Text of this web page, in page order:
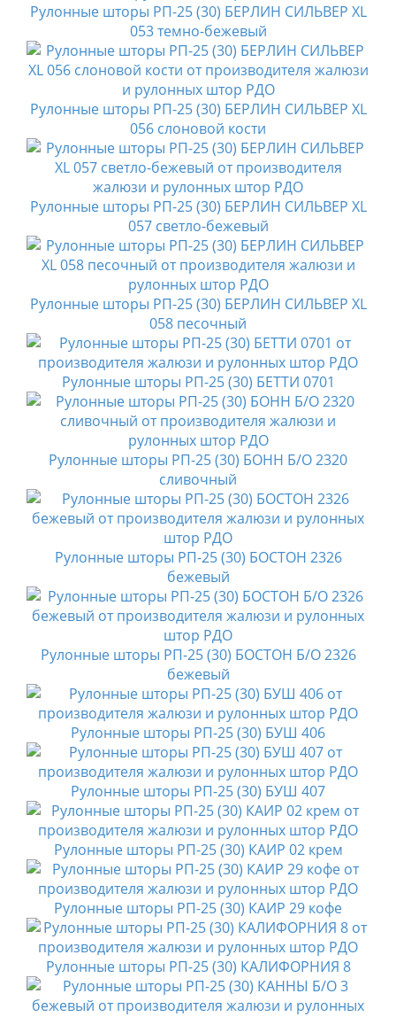
Рулонные шторы РП-25 (30) БЕРЛИН СИЛЬВЕР XL
053 темно-бежевый
Рулонные шторы РП-25 (30) БЕРЛИН СИЛЬВЕР XL
056 слоновой кости
Рулонные шторы РП-25 (30) БЕРЛИН СИЛЬВЕР XL
057 светло-бежевый
Рулонные шторы РП-25 (30) БЕРЛИН СИЛЬВЕР XL
058 песочный
Рулонные шторы РП-25 (30) БЕТТИ 0701
Рулонные шторы РП-25 (30) БОНН Б/О 2320
сливочный
Рулонные шторы РП-25 (30) БОСТОН 2326
бежевый
Рулонные шторы РП-25 (30) БОСТОН Б/О 2326
бежевый
Рулонные шторы РП-25 (30) БУШ 406
Рулонные шторы РП-25 (30) БУШ 407
Рулонные шторы РП-25 (30) КАИР 02 крем
Рулонные шторы РП-25 (30) КАИР 29 кофе
Рулонные шторы РП-25 (30) КАЛИФОРНИЯ 8